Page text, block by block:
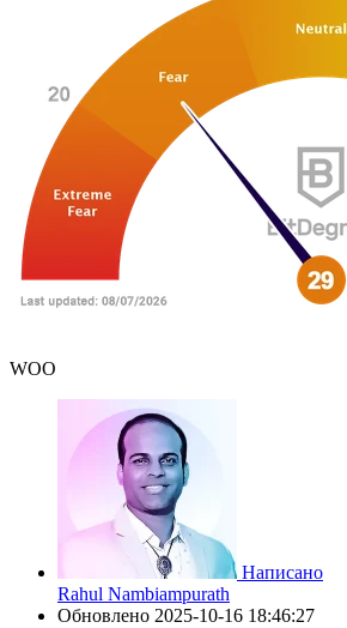
WOO
Написано
Rahul Nambiampurath
Обновлено 2025-10-16 18:46:27